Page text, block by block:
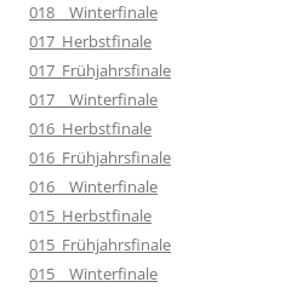
018__Winterfinale
017_Herbstfinale
017_Frühjahrsfinale
017__Winterfinale
016_Herbstfinale
016_Frühjahrsfinale
016__Winterfinale
015_Herbstfinale
015_Frühjahrsfinale
015__Winterfinale